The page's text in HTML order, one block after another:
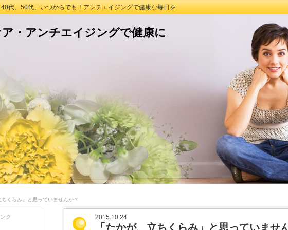
代、50代、いつからでも！アンチエイジングで健康な毎日を
・アンチエイジングで健康に
ちくらみ」と思っていませんか？
2015.10.24
「たかが、立ちくらみ」と思っていませ
ク